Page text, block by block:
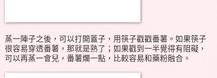
蒸一陣子之後，可以打開蓋子，用筷子戳戳番薯。如果筷子
很容易穿透番薯，那就是熟了；如果戳到一半覺得有阻礙，
可以再蒸一會兒，番薯爛一點，比較容易和藥粉融合。